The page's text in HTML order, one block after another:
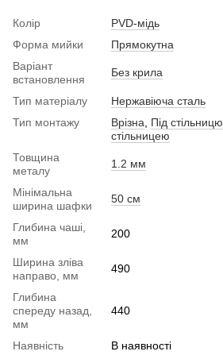
Колір
PVD-мідь
Форма мийки
Прямокутна
Варіант
встановлення
Без крила
Тип матеріалу
Нержавіюча сталь
Тип монтажу
Врізна Під стільницю
стільницею
Товщина
металу
1.2 мм
Мінімальна
ширина шафки
50 см
Глибина чаші,
мм
200
Ширина зліва
направо, мм
490
Глибина
спереду назад,
мм
440
Наявність
В наявності